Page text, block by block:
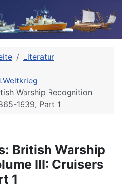
Literatur
Warship Recognition
1939, Part 1
British Warship
III: Cruisers
1